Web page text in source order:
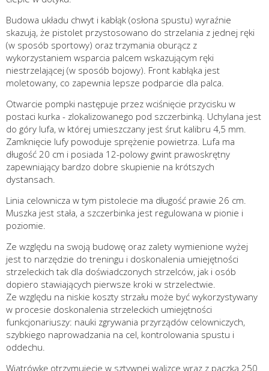
Budowa układu chwyt i kabłąk (osłona spustu) wyraźnie
skazują, że pistolet przystosowano do strzelania z jednej ręki
(w sposób sportowy) oraz trzymania oburącz z
wykorzystaniem wsparcia palcem wskazującym ręki
niestrzelającej (w sposób bojowy). Front kabłąka jest
moletowany, co zapewnia lepsze podparcie dla palca.
Otwarcie pompki następuje przez wciśnięcie przycisku w
postaci kurka - zlokalizowanego pod szczerbinką. Uchylana jest
do góry lufa, w której umieszczany jest śrut kalibru 4,5 mm.
Zamknięcie lufy powoduje sprężenie powietrza. Lufa ma
długość 20 cm i posiada 12-polowy gwint prawoskrętny
zapewniający bardzo dobre skupienie na krótszych
dystansach.
Linia celownicza w tym pistolecie ma długość prawie 26 cm.
Muszka jest stała, a szczerbinka jest regulowana w pionie i
poziomie.
Ze względu na swoją budowę oraz zalety wymienione wyżej
jest to narzędzie do treningu i doskonalenia umiejętności
strzeleckich tak dla doświadczonych strzelców, jak i osób
dopiero stawiających pierwsze kroki w strzelectwie.
Ze względu na niskie koszty strzału może być wykorzystywany
w procesie doskonalenia strzeleckich umiejętności
funkcjonariuszy: nauki zgrywania przyrządów celowniczych,
szybkiego naprowadzania na cel, kontrolowania spustu i
oddechu.
Wiatrówkę otrzymujecie w sztywnej walizce wraz z paczką 250